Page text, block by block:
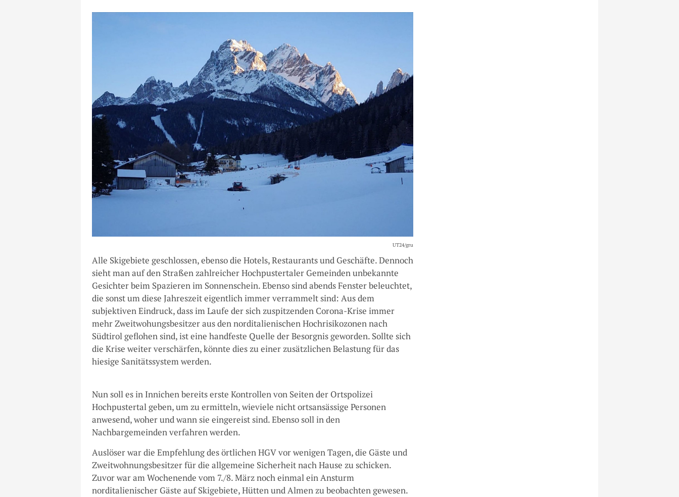
UT24/gru
Alle Skigebiete geschlossen, ebenso die Hotels, Restaurants und Geschäfte. Dennoch
sieht man auf den Straßen zahlreicher Hochpustertaler Gemeinden unbekannte
Gesichter beim Spazieren im Sonnenschein. Ebenso sind abends Fenster beleuchtet,
die sonst um diese Jahreszeit eigentlich immer verrammelt sind: Aus dem
subjektiven Eindruck, dass im Laufe der sich zuspitzenden Corona-Krise immer
mehr Zweitwohungsbesitzer aus den norditalienischen Hochrisikozonen nach
Südtirol geflohen sind, ist eine handfeste Quelle der Besorgnis geworden. Sollte sich
die Krise weiter verschärfen, könnte dies zu einer zusätzlichen Belastung für das
hiesige Sanitätssystem werden.
Nun soll es in Innichen bereits erste Kontrollen von Seiten der Ortspolizei
Hochpustertal geben, um zu ermitteln, wieviele nicht ortsansässige Personen
anwesend, woher und wann sie eingereist sind. Ebenso soll in den
Nachbargemeinden verfahren werden.
Auslöser war die Empfehlung des örtlichen HGV vor wenigen Tagen, die Gäste und
Zweitwohnungsbesitzer für die allgemeine Sicherheit nach Hause zu schicken.
Zuvor war am Wochenende vom 7./8. März noch einmal ein Ansturm
norditalienischer Gäste auf Skigebiete, Hütten und Almen zu beobachten gewesen.